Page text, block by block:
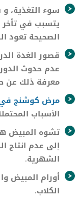
سوء التغذية، و
يتسبب في تأخر
الصحيحة تعود
قصور الغدة
عدم حدوث
معرفة ذلك عن
مرض كوشنج في
الأسباب
تشوه المبيض
إلى عدم انتاج
الشهرية.
أورام المبيض
الكلاب.